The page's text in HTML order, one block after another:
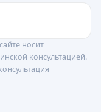
носит
консультацией.